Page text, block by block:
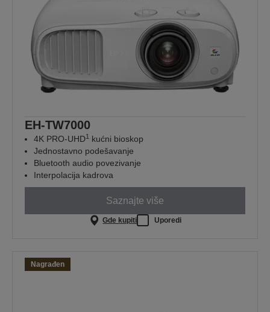
EH-TW7000
4K PRO-UHD1 kućni bioskop
Jednostavno podešavanje
Bluetooth audio povezivanje
Interpolacija kadrova
Saznajte više
Gde kupiti Uporedi
Nagrađen